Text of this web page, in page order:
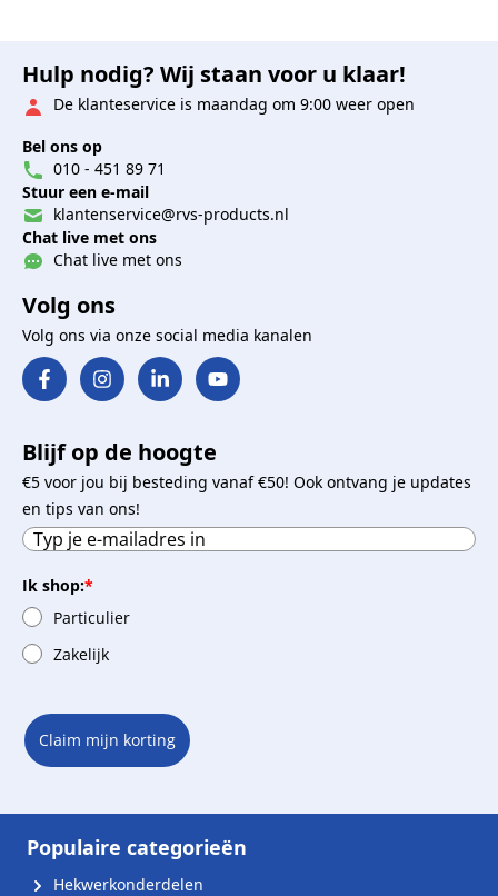
Hulp nodig? Wij staan voor u klaar!
De klanteservice is maandag om 9:00 weer open
Bel ons op
010 - 451 89 71
Stuur een e-mail
klantenservice@rvs-products.nl
Chat live met ons
Chat live met ons
Volg ons
Volg ons via onze social media kanalen
Blijf op de hoogte
€5 voor jou bij besteding vanaf €50! Ook ontvang je updates
en tips van ons!
Ik shop:*
Particulier
Zakelijk
Claim mijn korting
Populaire categorieën
Hekwerkonderdelen